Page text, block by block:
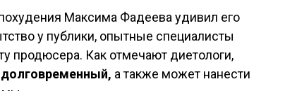
Максима Фадеева удивил его
у публики, опытные специалисты
продюсера. Как отмечают диетологи,
долговременный, а также может нанести